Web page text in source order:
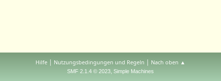
Hilfe | Nutzungsbedingungen und Regeln | Nach oben ▲
SMF 2.1.4 © 2023, Simple Machines